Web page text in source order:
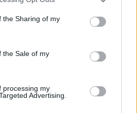
usted tiene el derecho de
Sus preferencias se aplicarán
de nuevo en este sitio web o
de privacidad.
the Sharing of my
the Sale of my
processing my
Advertising.